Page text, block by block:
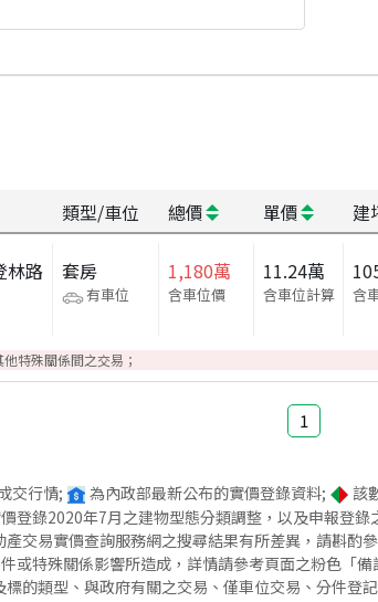
類型/車位 總價 單價 建
林路
套房
有車位
1,180萬
含車位價
11.24萬
含車位計算 含
特殊關係間之交易；
1
交行情; 為內政部最新公布的實價登錄資料; 該
登錄2020年7月之建物型態分類調整，以及申報登
交易實價查詢服務網之搜尋結果有所差異，請斟酌參
或特殊關係影響所造成，詳情請參考頁面之粉色「
的類型、與政府有關之交易、僅車位交易、分件登